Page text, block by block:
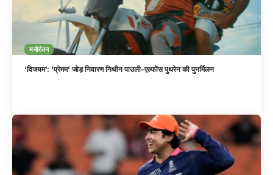
मनोरंजन
‘विजयम’: ‘प्रेमम’ जोड़ निवारण निथीन पाउली-एल्फोंस पुथरेन की पुनर्मिलन